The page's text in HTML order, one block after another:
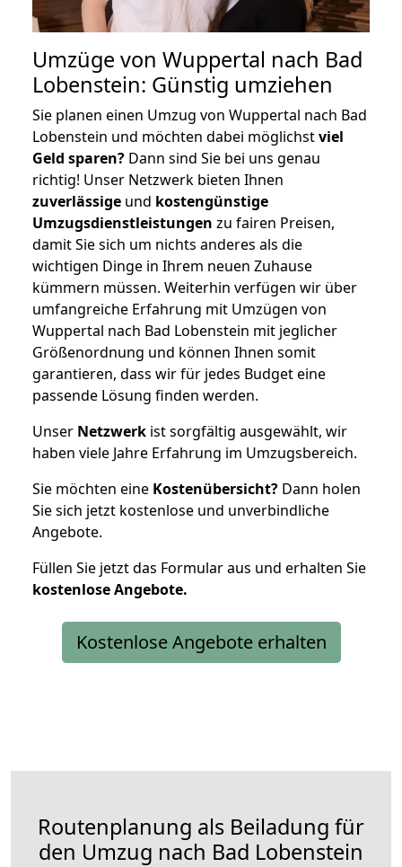
Umzüge von Wuppertal nach Bad
Lobenstein: Günstig umziehen
Sie planen einen Umzug von Wuppertal nach Bad
Lobenstein und möchten dabei möglichstviel
Geld sparen? Dann sind Sie bei uns genau
richtig! Unser Netzwerk bieten Ihnen
zuverlässige und kostengünstige
Umzugsdienstleistungen zu fairen Preisen,
damit Sie sich um nichts anderes als die
wichtigen Dinge in Ihrem neuen Zuhause
kümmern müssen. Weiterhin verfügen wir über
umfangreiche Erfahrung mit Umzügen von
Wuppertal nach Bad Lobenstein mit jeglicher
Größenordnung und können Ihnen somit
garantieren, dass wir für jedes Budget eine
passende Lösung finden werden.
Unser Netzwerk ist sorgfältig ausgewählt, wir
haben viele Jahre Erfahrung im Umzugsbereich.
Sie möchten eine Kostenübersicht? Dann holen
Sie sich jetzt kostenlose und unverbindliche
Angebote.
Füllen Sie jetzt das Formular aus und erhalten Sie
kostenloseAngebote.
Kostenlose Angebote erhalten
Routenplanung als Beiladung für
den Umzug nach Bad Lobenstein